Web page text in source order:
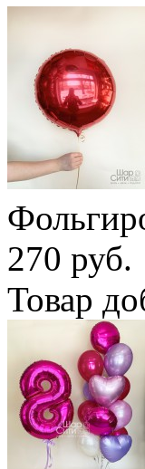
270 руб.
Товар